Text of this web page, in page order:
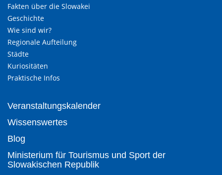
Fakten über die Slowakei
Geschichte
Wie sind wir?
Regionale Aufteilung
Städte
Kuriositäten
Praktische Infos
Veranstaltungskalender
Wissenswertes
Blog
Ministerium für Tourismus und Sport der
Slowakischen Republik